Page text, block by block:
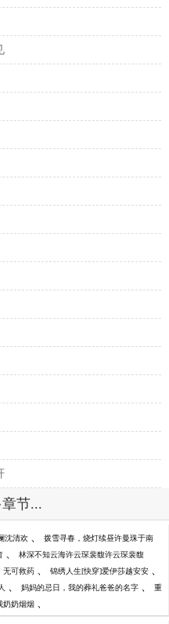
节...
沈清欢 、 拨雪寻春，烧灯续昼许曼珠于南
、 林深不知云海许云琛裴馥许云琛裴馥
无可救药 、 锦绣人生[快穿]爱伊莎越安安 、
、 妈妈的忌日，我的葬礼爸爸的名字 、 重
奶奶烟烟 、